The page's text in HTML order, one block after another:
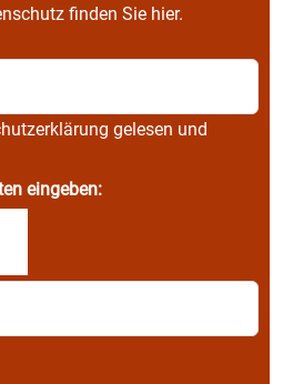
finden Sie hier.
gelesen und
eingeben: